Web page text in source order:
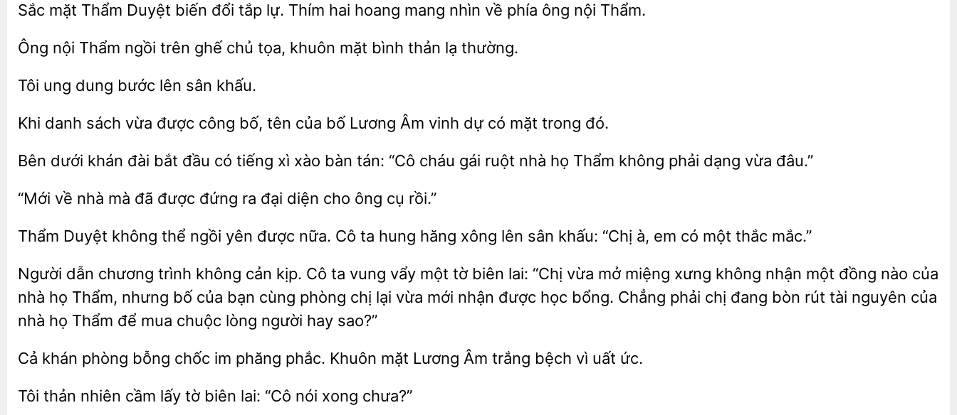
Sắc mặt Duyệt đổi tắp lự. Thím hai hoang nhìn về phía ông nội Thẩm.
Ông nội Thẩm ngồi trên ghế tọa, khuôn mặt thản thường.
Tôi lên sân khấu.
danh sách vừa được công bố, tên của Lương Âm vinh dự có trong đó.
Bên dưới khán đài bắt đầu tiếng xì xào tán: “Cô cháu gái nhà họ Thẩm không phải dạng vừa đâu.”
“Mới về nhà mà đã được đứng ra ông cụ rồi.”
Thẩm Duyệt không thể yên nữa. Cô ta hung hăng xông lên sân khấu: “Chị à, em có một mắc.”
Người dẫn chương trình không cản kịp. Cô ta vung vẩy một tờ biên lai: “Chị vừa mở xưng không
đồng nào của
nhà họ Thẩm, nhưng bố của bạn cùng phòng chị lại vừa mới nhận được học bổng. Chẳng phải chị đang bòn rút tài nguyên của
nhà họ Thẩm để mua chuộc lòng người hay sao?”
Cả khán phòng bỗng chốc phăng phắc. Khuôn mặt Lương Âm trắng bệch ức.
Tôi thản nhiên cầm lai: “Cô nói xong chưa?”